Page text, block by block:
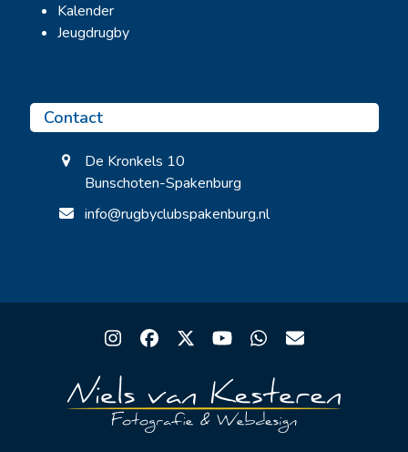
Kalender
Jeugdrugby
Contact
De Kronkels 10
Bunschoten-Spakenburg
info@rugbyclubspakenburg.nl
Instagram
Facebook
TwitterYouTubeWhatsapp
Email